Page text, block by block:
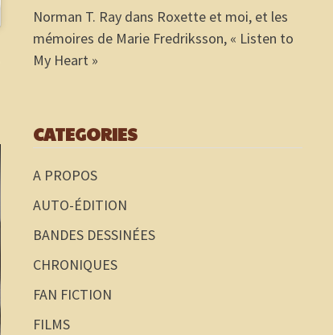
Norman T. Raydans Roxette et moi, et les
mémoires de Marie Fredriksson, « Listen to
My Heart »
CATEGORIES
A PROPOS
AUTO-ÉDITION
BANDES DESSINÉES
CHRONIQUES
FAN FICTION
FILMS